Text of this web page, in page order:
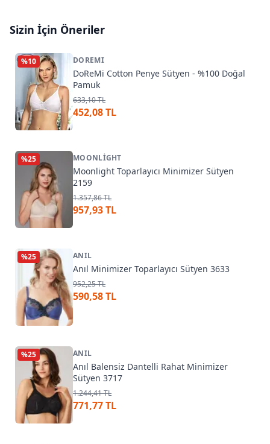
Sizin İçin Öneriler
%10 DOREMI
DoReMi Cotton Penye Sütyen - %100 Doğal
Pamuk
633,10 TL
452,08 TL
%25 MOONLIGHT
Moonlight Toparlayıcı Minimizer Sütyen
2159
1.357,86 TL
957,93 TL
%25 ANIL
Anıl Minimizer Toparlayıcı Sütyen 3633
952,25 TL
590,58 TL
%25 ANIL
Anıl Balensiz Dantelli Rahat Minimizer
Sütyen 3717
1.244,41 TL
771,77 TL